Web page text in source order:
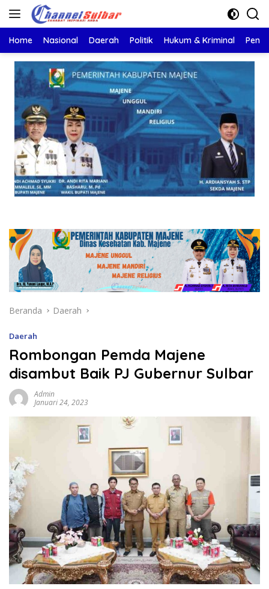
Langsung
Home Nasional Daerah Politik Hukum & Kriminal
Beranda Daerah
Daerah
Rombongan Pemda Majene
disambut Baik PJ Gubernur Sulbar
Admin
Januari 24, 2023